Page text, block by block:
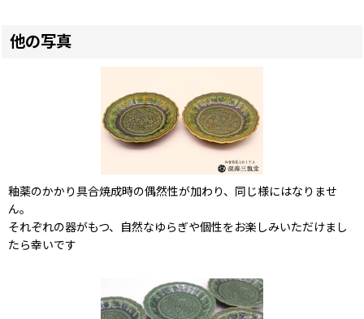
他の写真
釉薬のかかり具合焼成時の偶然性が加わり、同じ様にはなりませ
ん。
それぞれの器がもつ、自然なゆらぎや個性をお楽しみいただけまし
たら幸いです